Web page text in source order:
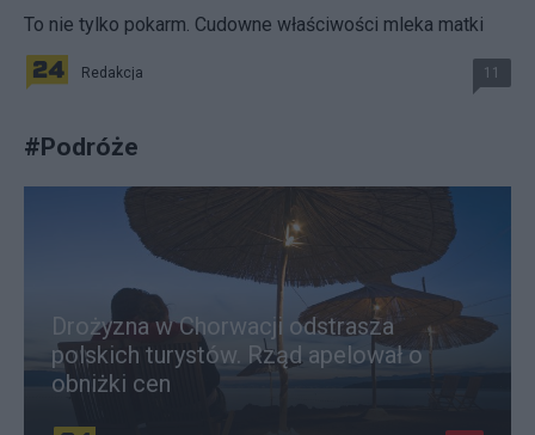
To nie tylko pokarm. Cudowne właściwości mleka matki
Redakcja 11
#Podróże
Drożyzna w Chorwacji odstrasza
polskich turystów. Rząd apelował o
obniżki cen